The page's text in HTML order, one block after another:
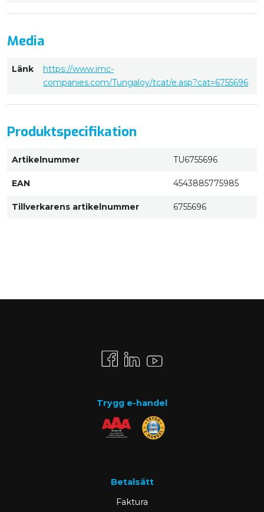
Media
Länk
https://www.imc-
companies.com/Tungaloy/tcat/e.asp?cat=6755696
Produktspecifikation
Artikelnummer TU6755696
EAN 4543885775985
Tillverkarens artikelnummer 6755696
Trygg e-handel
Betalsätt
Faktura